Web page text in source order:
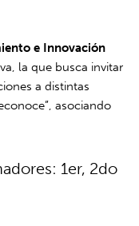
e Innovación
la que busca invitar
a distintas
asociando
1er, 2do